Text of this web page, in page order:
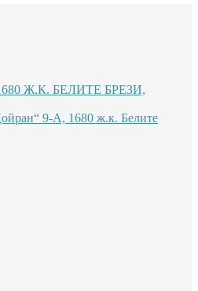
Ж.К. БЕЛИТЕ БРЕЗИ,
9-А, 1680 ж.к. Белите